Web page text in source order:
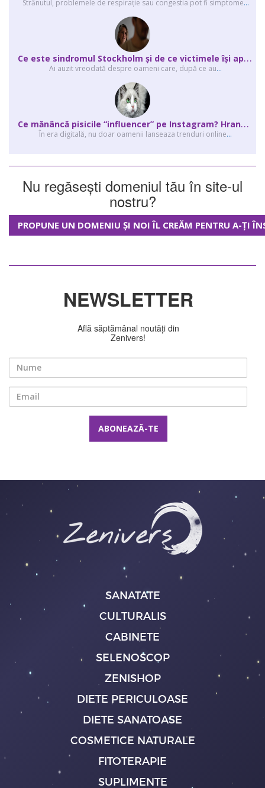
Strănutul, problemele de respirație sau congestia pot fi simptome...
C
e este sindromul Stockholm și de ce victimele își apără agresorii.
Ai auzit vreodată despre oameni care, după ce au...
C
e mănâncă pisicile “influencer” pe Instagram? Hrana lor virală
În era digitală, nu doar oamenii lanseaza trenduri online...
Nu regăsești domeniul tău în site-ul
nostru?
PROPUNE UN DOMENIU ȘI NOI ÎL CREĂM PENTRU A-ȚI
NEWSLETTER
Află săptămânal noutăți din
Zenivers!
SANATATE
CULTURALIS
CABINETE
SELENOSCOP
ZENISHOP
DIETE PERICULOASE
DIETE SANATOASE
COSMETICE NATURALE
FITOTERAPIE
SUPLIMENTE